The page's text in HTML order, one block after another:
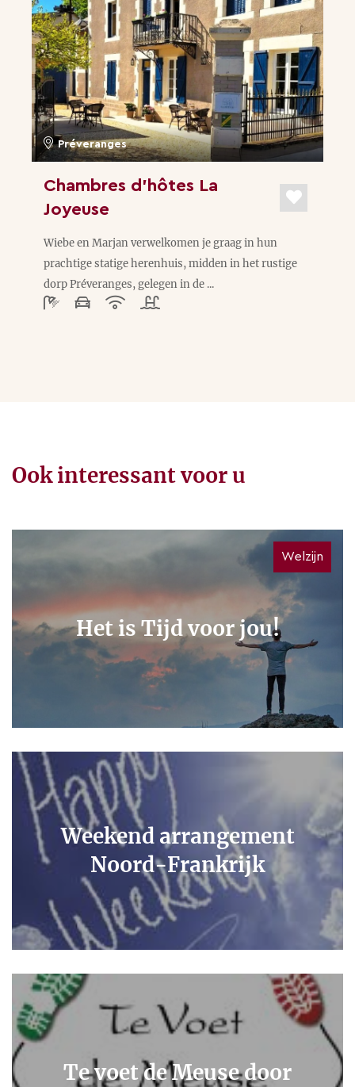
Préveranges
Chambres d’hôtes La
Joyeuse
Wiebe en Marjan verwelkomen je graag in hun
prachtige statige herenhuis, midden in het rustige
dorp Préveranges, gelegen in de ...
Ook interessant voor u
Welzijn
Het is Tijd voor jou!
Weekend arrangement
Noord-Frankrijk
Te voet de Meuse door